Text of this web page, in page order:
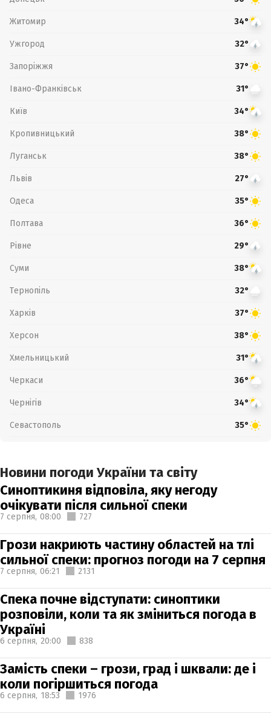
Житомир 34°
Ужгород 32°
Запоріжжя 37°
Івано-Франківськ 31°
Київ 34°
Кропивницький 38°
Луганськ 38°
Львів 27°
Одеса 35°
Полтава 36°
Рівне 29°
Суми 38°
Тернопіль 32°
Харків 37°
Херсон 38°
Хмельницький 31°
Черкаси 36°
Чернігів 34°
Севастополь 35°
Новини погоди України та світу
Синоптикиня відповіла, яку негоду
очікувати після сильної спеки
7 серпня, 08:00 727
Грози накриють частину областей на тлі
сильної спеки: прогноз погоди на 7 серпня
7 серпня, 06:21 2131
Спека почне відступати: синоптики
розповіли, коли та як зміниться погода в
Україні
6 серпня, 20:00 838
Замість спеки – грози, град і шквали: де і
коли погіршиться погода
6 серпня, 18:53 1976